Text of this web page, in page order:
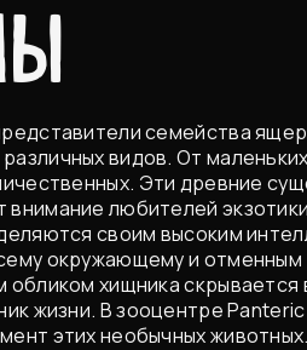
семейства
видов. От
Эти древние
любителей
своим высоким
окружающему и отменным
хищника скрывается
жизни. В зооцентре
этих необычных животных.